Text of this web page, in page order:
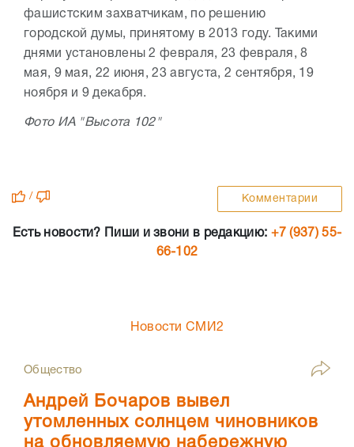
фашистским захватчикам, по решению
городской думы, принятому в 2013 году. Такими
днями установлены 2 февраля, 23 февраля, 8
мая, 9 мая, 22 июня, 23 августа, 2 сентября, 19
ноября и 9 декабря.
Фото ИА "Высота 102"
/ Комментарии
Есть новости? Пиши и звони в редакцию: +7 (937) 55-
66-102
Новости СМИ2
Общество
Андрей Бочаров вывел
утомленных солнцем чиновников
на обновляемую набережную